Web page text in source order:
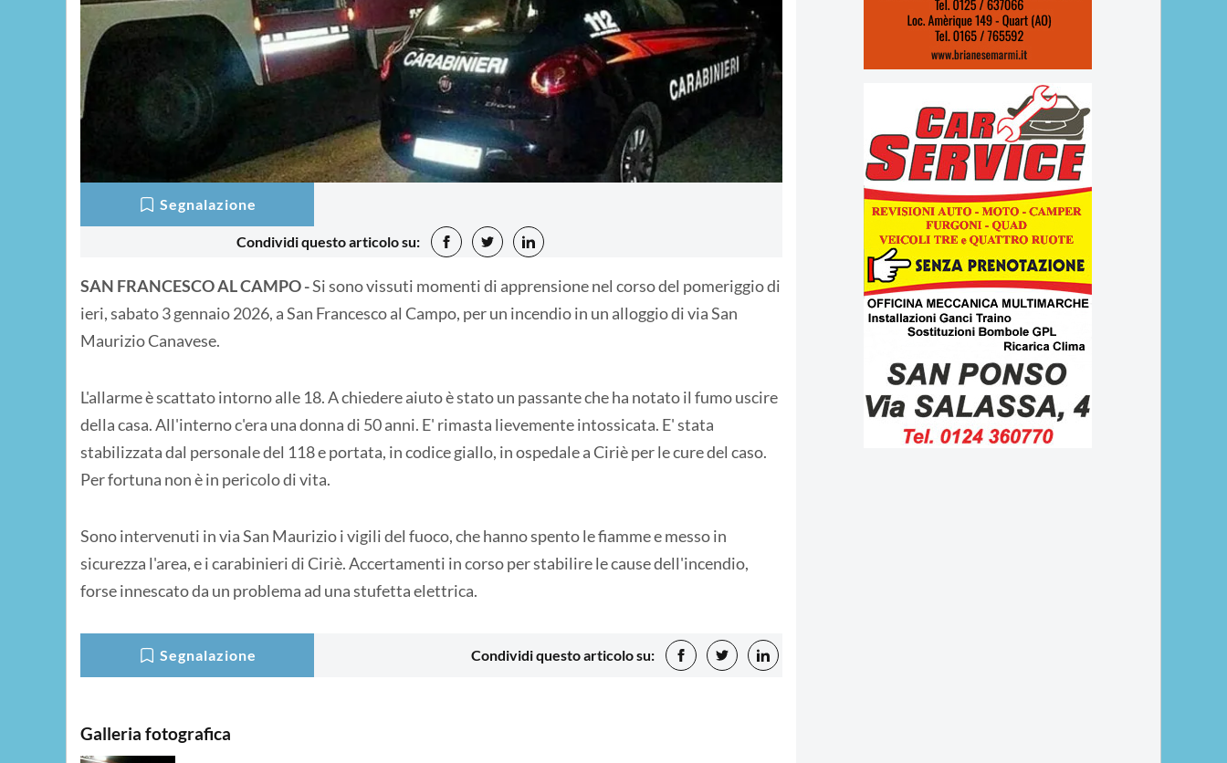
Segnalazione
Condividi questo articolo su:
SAN FRANCESCO AL CAMPO -Si sono vissuti momenti di apprensione nel corso del pomeriggio di
ieri, sabato 3 gennaio 2026, a San Francesco al Campo, per un incendio in un alloggio di via San
Maurizio Canavese.
L'allarme è scattato intorno alle 18. A chiedere aiuto è stato un passante che ha notato il fumo uscire
della casa. All'interno c'era una donna di 50 anni. E' rimasta lievemente intossicata. E' stata
stabilizzata dal personale del 118 e portata, in codice giallo, in ospedale a Ciriè per le cure del caso.
Per fortuna non è in pericolo di vita.
Sono intervenuti in via San Maurizio i vigili del fuoco, che hanno spento le fiamme e messo in
sicurezza l'area, e i carabinieri di Ciriè. Accertamenti in corso per stabilire le cause dell'incendio,
forse innescato da un problema ad una stufetta elettrica.
Segnalazione Condividi questo articolo su:
Galleria fotografica